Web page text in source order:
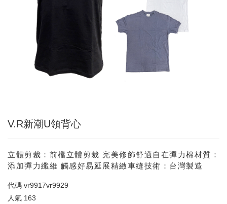
V.R新潮U領背心
立體剪裁：前檔立體剪裁 完美修飾舒適自在彈力棉材質：
添加彈力纖維 觸感好易延展精緻車縫技術：台灣製造
代碼 vr9917vr9929
人氣 163